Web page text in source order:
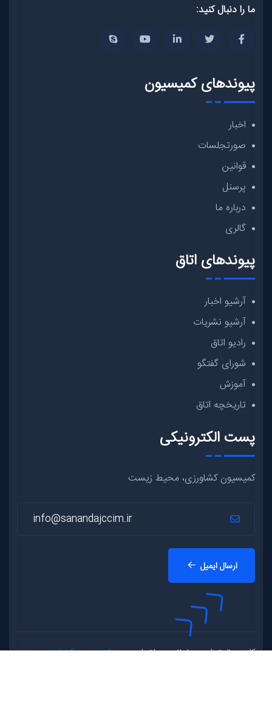
ما را دنبال کنید:
پیوندهای کمیسیون
اخبار
صورتجلسات
قوانین
پرسنل
درباره ما
گالری
پیوندهای اتاق
آرشیو اخبار
آرشیو نشریات
رادیو اتاق
شورای گفتگو
آموزش
تاریخچه اتاق
پست الکترونیکی
کمیسیون کشاورزی، محیط زیست
ارسال ایمیل
کلیه حقوق این سامانه متعلق است بهکمیسیون کشاورزی،